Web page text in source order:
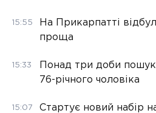
15:55
На Прикарпатті
проща
15:33
Понад три доби
76-річного чоловіка
15:07
Стартує новий набір